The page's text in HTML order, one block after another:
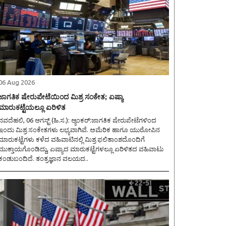
Aug 2026
ಷೇರುಪೇಟೆಯಿಂದ ಮಿಶ್ರ ಸಂಕೇತ; ಏಷ್ಯಾ
ಏರಿಳಿತ
06 ಆಗಸ್ಟ್ (ಹಿ.ಸ.): ಆ್ಯಂಕರ್:ಜಾಗತಿಕ ಷೇರುಪೇಟೆಗಳಿಂದ
ಮಿಶ್ರ ಸಂಕೇತಗಳು ಲಭ್ಯವಾಗಿವೆ. ಅಮೆರಿಕ ಹಾಗೂ ಯುರೋಪಿನ
ಕಳೆದ ವಹಿವಾಟಿನಲ್ಲಿ ಮಿಶ್ರ ಫಲಿತಾಂಶದೊಂದಿಗೆ
ಏಷ್ಯಾದ ಮಾರುಕಟ್ಟೆಗಳಲ್ಲೂ ಏರಿಳಿತದ ವಹಿವಾಟು
ಕಂಡುಬಂದಿದೆ. ತಂತ್ರಜ್ಞಾನ ವಲಯದ..